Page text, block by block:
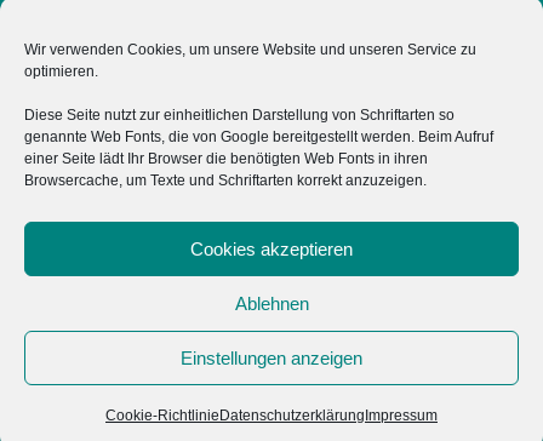
Wir verwenden Cookies, um unsere Website und unseren Service zu
optimieren.
Diese Seite nutzt zur einheitlichen Darstellung von Schriftarten so
genannte Web Fonts, die von Google bereitgestellt werden. Beim Aufruf
einer Seite lädt Ihr Browser die benötigten Web Fonts in ihren
Browsercache, um Texte und Schriftarten korrekt anzuzeigen.
Cookies akzeptieren
Ablehnen
Einstellungen anzeigen
Cookie-Richtlinie Datenschutzerklärung Impressum
windowwindowwindowwindow
unterstützt das Projekt "Typisch Osnabrück" ideell sowie mit
Marketing Osnabrück GmbH
Impressum
Cookie-Richtlinie (EU)